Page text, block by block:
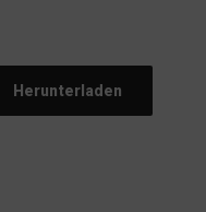
Herunterladen